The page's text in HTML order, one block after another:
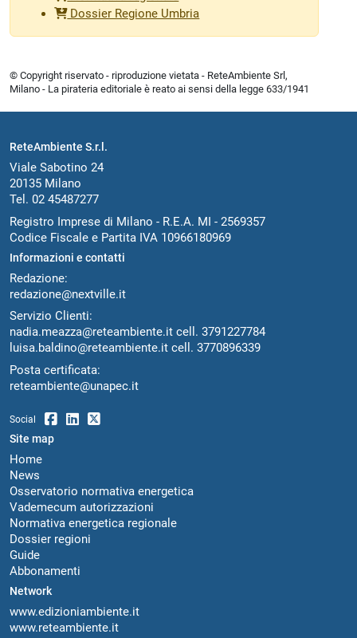
Dossier Regione Umbria
© Copyright riservato - riproduzione vietata - ReteAmbiente Srl,
Milano - La pirateria editoriale è reato ai sensi della legge 633/1941
ReteAmbiente S.r.l.
Viale Sabotino 24
20135 Milano
Tel. 02 45487277
Registro Imprese di Milano - R.E.A. MI - 2569357
Codice Fiscale e Partita IVA 10966180969
Informazioni e contatti
Redazione:
redazione@nextville.it
Servizio Clienti:
nadia.meazza@reteambiente.it cell. 3791227784
luisa.baldino@reteambiente.it cell. 3770896339
Posta certificata:
reteambiente@unapec.it
Social
Site map
Home
News
Osservatorio normativa energetica
Vademecum autorizzazioni
Normativa energetica regionale
Dossier regioni
Guide
Abbonamenti
Network
www.edizioniambiente.it
www.reteambiente.it